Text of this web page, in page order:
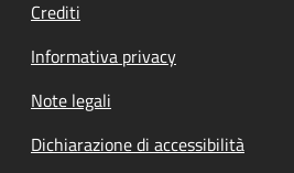
Crediti
Informativa privacy
Note legali
Dichiarazione di accessibilità